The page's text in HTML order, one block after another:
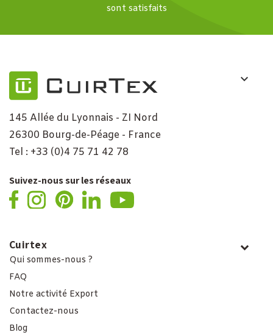
sont satisfaits
145 Allée du Lyonnais - ZI Nord
26300 Bourg-de-Péage - France
Tel : +33 (0)4 75 71 42 78
Suivez-nous sur les réseaux
Cuirtex
Qui sommes-nous ?
FAQ
Notre activité Export
Contactez-nous
Blog